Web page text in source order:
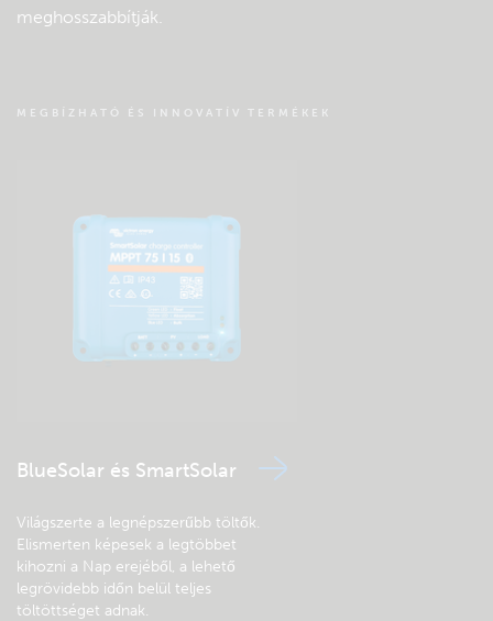
meghosszabbítják.
MEGBÍZHATÓ ÉS INNOVATÍV TERMÉKEK
BlueSolar és SmartSolar
Világszerte a legnépszerűbb töltők.
Elismerten képesek a legtöbbet
kihozni a Nap erejéből, a lehető
legrövidebb időn belül teljes
töltöttséget adnak.
Bővebb információ
VictronConnect alkalmazással – bárhonnan. Optimalizálja a
teljesítményt, és oldja meg távolról a kihívásokat.